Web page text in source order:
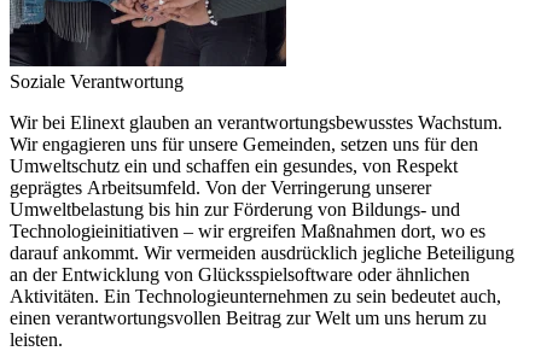
Soziale Verantwortung
Wir bei Elinext glauben an verantwortungsbewusstes Wachstum.
Wir engagieren uns für unsere Gemeinden, setzen uns für den
Umweltschutz ein und schaffen ein gesundes, von Respekt
geprägtes Arbeitsumfeld. Von der Verringerung unserer
Umweltbelastung bis hin zur Förderung von Bildungs- und
Technologieinitiativen – wir ergreifen Maßnahmen dort, wo es
darauf ankommt. Wir vermeiden ausdrücklich jegliche Beteiligung
an der Entwicklung von Glücksspielsoftware oder ähnlichen
Aktivitäten. Ein Technologieunternehmen zu sein bedeutet auch,
einen verantwortungsvollen Beitrag zur Welt um uns herum zu
leisten.